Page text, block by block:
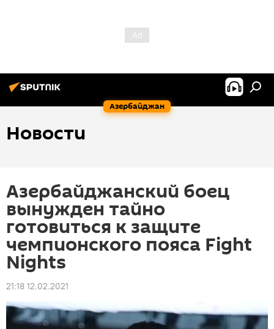
Азербайджан
Новости
Азербайджанский боец
вынужден тайно
готовиться к защите
чемпионского пояса Fight
Nights
21:18 12.02.2021